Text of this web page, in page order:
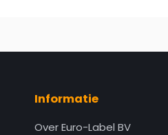
Informatie
Over Euro-Label BV